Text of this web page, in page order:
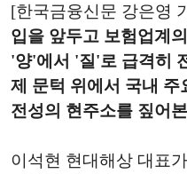
[한국금융신문 강은영
입을 앞두고 보험업계
'양'에서 '질'로 급격히
제 문턱 위에서 국내 주
전성의 현주소를 짚어
이석현 현대해상 대표